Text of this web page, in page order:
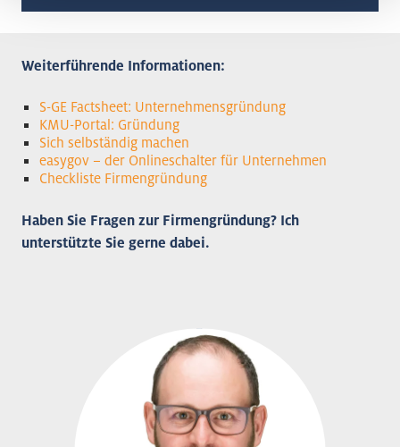
Weiterführende Informationen:
S-GE Factsheet: Unternehmensgründung
KMU-Portal: Gründung
Sich selbständig machen
easygov – der Onlineschalter für Unternehmen
Checkliste Firmengründung
Haben Sie Fragen zur Firmengründung? Ich
unterstützte Sie gerne dabei.